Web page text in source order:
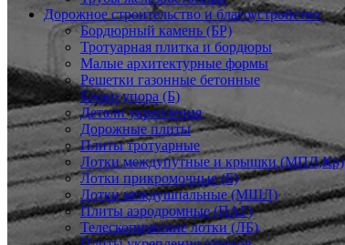
Дорожное строительство и благоустройство
Бордюрный камень (БР)
Тротуарная плитка и бордюры
Малые архитектурные формы
Решетки газонные бетонные
Блоки упора (Б)
Детали укрепления
Дорожные плиты
Плиты тротуарные
Лотки междупутные и крышки (МПЛ,Кр)
Лотки прикромочные (Б)
Лотки междушпальные (МШЛ)
Плиты аэродромные (ПАГ)
Телескопические лотки (ЛБ)